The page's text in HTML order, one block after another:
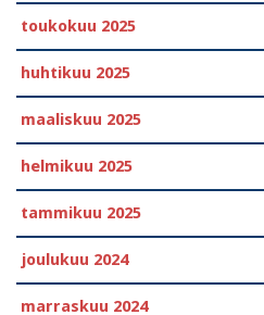
toukokuu 2025
huhtikuu 2025
maaliskuu 2025
helmikuu 2025
tammikuu 2025
joulukuu 2024
marraskuu 2024